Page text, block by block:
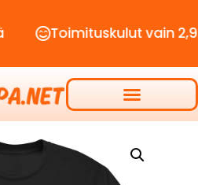
Toimituskulut vain 2,90€